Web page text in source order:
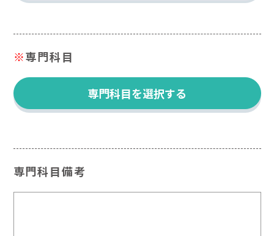
※専門科目
専門科目を選択する
専門科目備考